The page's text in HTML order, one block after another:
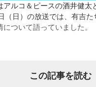
対応された側がまた変えて
ですから、ベンチからでも
ときも「守ろう」という気
アルコ＆ピースの酒井健太
（日）の放送では、有吉
ついて語っていました。
この記事を読む